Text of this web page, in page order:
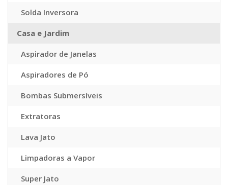
Solda Inversora
Casa e Jardim
Aspirador de Janelas
Aspiradores de Pó
Bombas Submersíveis
Extratoras
Lava Jato
Limpadoras a Vapor
Super Jato